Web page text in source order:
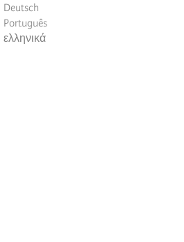
Deutsch
Português
ελληνικά